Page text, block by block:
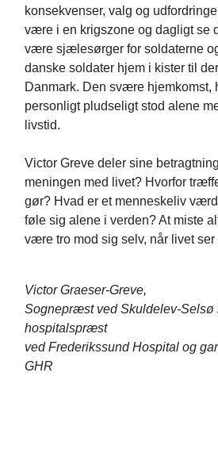
konsekvenser, valg og
være i en krigszone og dagligt se
være sjælesørger for soldaterne
danske soldater hjem i kister til
Danmark. Den svære hjemkomst,
personligt pludseligt stod alene
livstid.
Victor Greve deler sine
meningen med livet? Hvorfor
gør? Hvad er et menneskeliv
føle sig alene i verden? At miste
være tro mod sig selv, når livet ser
Victor Graeser-Greve,
Sognepræst ved Skuldelev-Selsø
hospitalspræst
ved Frederikssund Hospital og
GHR